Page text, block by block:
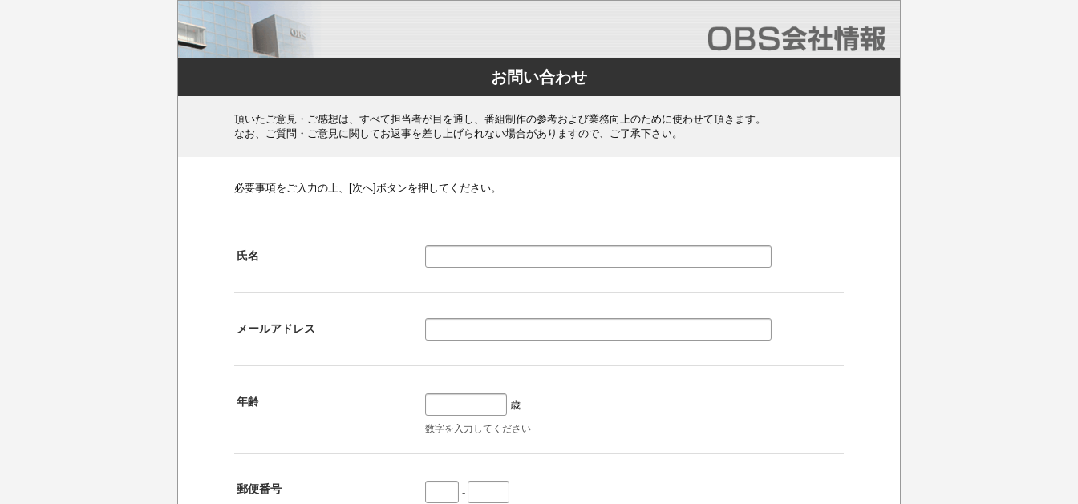
お問い合わせ
頂いたご意見・ご感想は、すべて担当者が目を通し、番組制作の参考および業務向上のために使わせて頂きます。
なお、ご質問・ご意見に関してお返事を差し上げられない場合がありますので、ご了承下さい。
必要事項をご入力の上、[次へ]ボタンを押してください。
氏名
メールアドレス
年齢 歳
数字を入力してください
郵便番号 -